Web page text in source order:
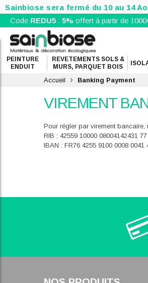
Sainbiose sera fermé du 10 au 14
Code REDU5 :5% offert à partir de
PEINTURE
ENDUIT
REVETEMENTS SOLS &
MURS, PARQUET BOIS
Accueil Banking Payment
VIREMENT
Pour régler par virement
RIB : 42559 10000 08004142431
IBAN : FR76 4255 9100 0008 0041